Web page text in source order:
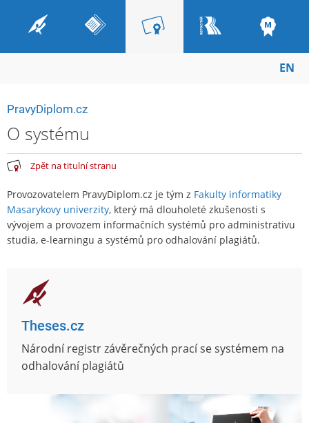
EN
PravyDiplom.cz
O systému
Zpět na titulní stranu
Provozovatelem PravyDiplom.cz je tým z Fakulty informatiky
Masarykovy univerzity, který má dlouholeté zkušenosti s
vývojem a provozem informačních systémů pro administrativu
studia, e-learningu a systémů pro odhalování plagiátů.
Theses.cz
Národní registr závěrečných prací se systémem na
odhalování plagiátů